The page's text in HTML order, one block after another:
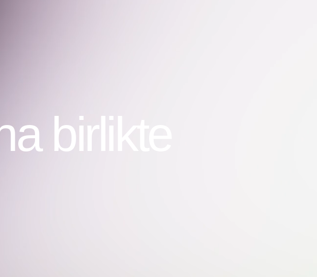
birlikte